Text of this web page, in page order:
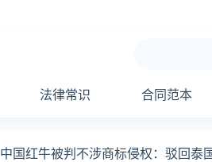
法律常识 合同范本
中国红牛被判不涉商标侵权：驳回泰